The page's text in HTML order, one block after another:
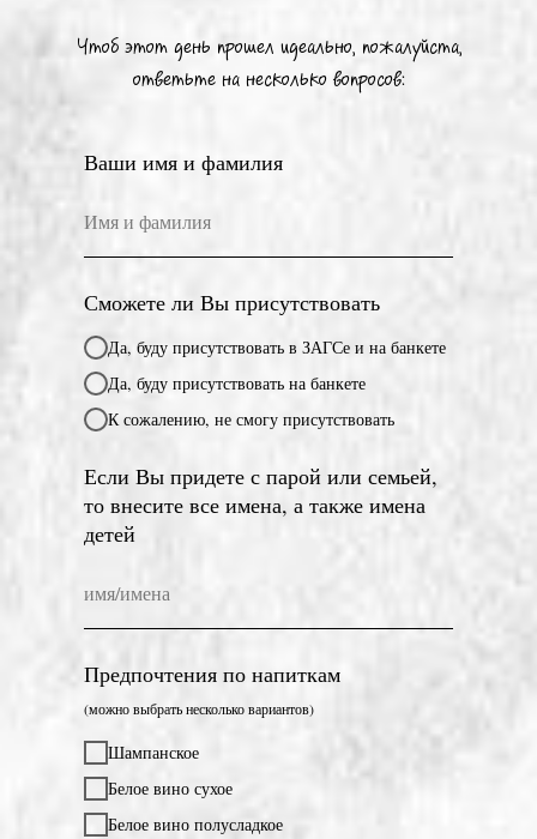
Чтоб этот день прошел идеально, пожалуйста,
ответьте на несколько вопросов:
Ваши имя и фамилия
Сможете ли Вы присутствовать
Да, буду присутствовать в ЗАГСе и на банкете
Да, буду присутствовать на банкете
К сожалению, не смогу присутствовать
Если Вы придете с парой или семьей,
то внесите все имена, а также имена
детей
Предпочтения по напиткам
(можно выбрать несколько вариантов)
Шампанское
Белое вино сухое
Белое вино полусладкое